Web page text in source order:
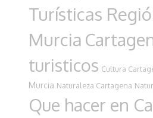
Turísticas
Murcia
turisticos Cultura
Murcia Naturaleza Cartagena
Que hacer en